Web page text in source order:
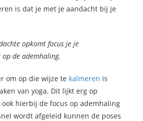
is dat je met je aandacht bij je
opkomt focus je je
op de ademhaling.
om op die wijze te kalmeren is
van yoga. Dit lijkt erg op
hierbij de focus op ademhaling
wordt afgeleid kunnen de poses